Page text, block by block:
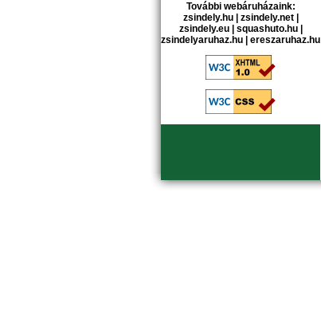
További webáruházaink:
zsindely.hu| zsindely.net|
zsindely.eu| squashuto.hu|
zsindelyaruhaz.hu
ereszaruhaz.hu